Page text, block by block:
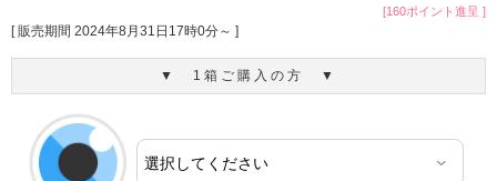
[160ポイント進呈 ]
[ 販売期間 2024年8月31日17時0分～ ]
▼ 1箱ご購入の方 ▼